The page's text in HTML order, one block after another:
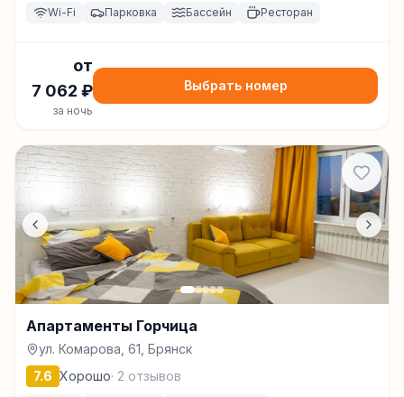
Ковшовское Лесничество, ул. Воронцова, дом 8,
Брянск
Wi-Fi Парковка Бассейн Ресторан
от
7 062 ₽
за ночь
Выбрать номер
Апартаменты Горчица
ул. Комарова, 61, Брянск
7.6 Хорошо· 2 отзывов